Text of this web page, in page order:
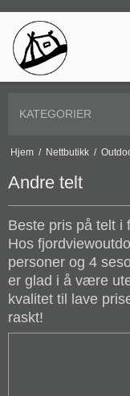
KATEGORIER
Hjem / Nettbutikk /
Andre telt
Beste pris på telt i
Hos
personer og 4
er glad i å være
kvalitet til lave
raskt!